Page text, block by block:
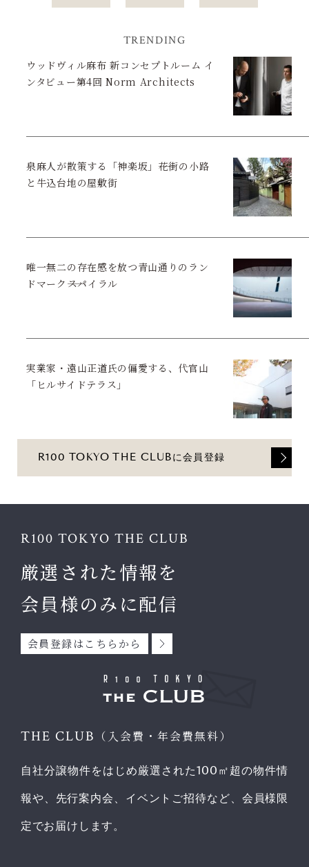
TRENDING
ウッドヴィル麻布 新コンセプトルーム イ
ンタビュー第4回 Norm Architects
泉麻人が散策する「神楽坂」――花街の小路
と牛込台地の屋敷街
唯一無二の存在感を放つ青山通りのラン
ドマーク――スパイラル
実業家・遠山正道氏の偏愛する、代官山
「ヒルサイドテラス」
R100 TOKYO THE CLUBに会員登録
R100 TOKYO THE CLUB
厳選された情報を
会員様のみに配信
会員登録はこちらから
THE CLUB （入会費・年会費無料）
自社分譲物件をはじめ厳選された100㎡超の物件情
報や、先行案内会、イベントご招待など、会員様限
定でお届けします。